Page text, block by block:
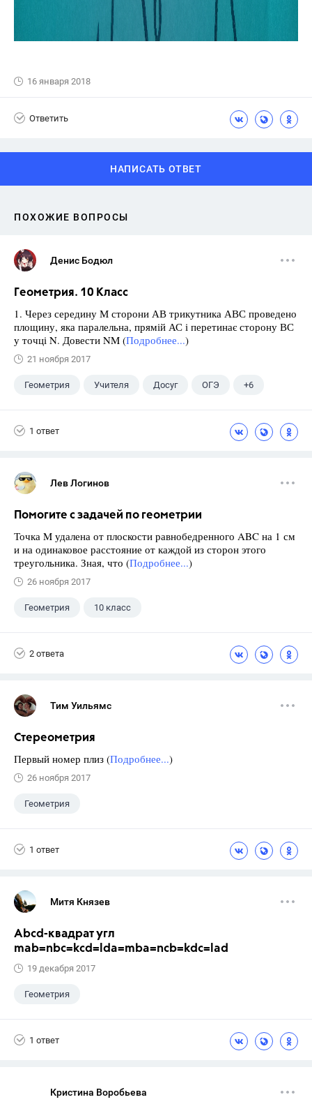
16 января 2018
Ответить
НАПИСАТЬ ОТВЕТ
ПОХОЖИЕ ВОПРОСЫ
Денис Бодюл
Геометрия. 10 Класс
1. Через середину М сторони АВ трикутника АВС проведено
площину, яка паралельна, прямій АС і перетинає сторону ВС
у точці N. Довести NM (Подробнее...)
21 ноября 2017
Геометрия Учителя Досуг ОГЭ +6
1 ответ
Лев Логинов
Помогите с задачей по геометрии
Точка M удалена от плоскости равнобедренного ABC на 1 см
и на одинаковое расстояние от каждой из сторон этого
треугольника. Зная, что (Подробнее...)
26 ноября 2017
Геометрия 10 класс
2 ответа
Тим Уильямс
Стереометрия
Первый номер плиз (Подробнее...)
26 ноября 2017
Геометрия
1 ответ
Митя Князев
Abcd-квадрат угл
mab=nbc=kcd=lda=mba=ncb=kdc=lad
19 декабря 2017
Геометрия
1 ответ
Кристина Воробьева